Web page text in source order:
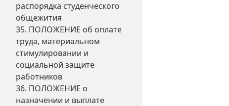
распорядка студенческого
общежития
35. ПОЛОЖЕНИЕ об оплате
труда, материальном
стимулировании и
социальной защите
работников
36. ПОЛОЖЕНИЕ о
назначении и выплате